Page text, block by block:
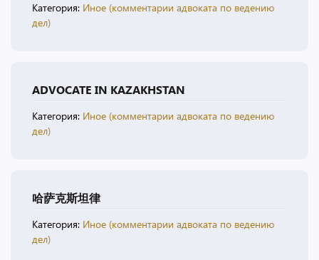
Категория: Иное (комментарии адвоката по ведению
дел)
ADVOCATE IN KAZAKHSTAN
Категория: Иное (комментарии адвоката по ведению
дел)
哈萨克斯坦律
Категория: Иное (комментарии адвоката по ведению
дел)